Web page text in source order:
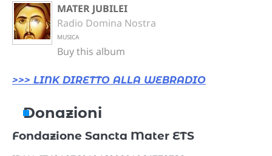
MATER JUBILEI
Radio Domina Nostra
MUSICA
Buy this album
>>> LINK DIRETTO ALLA WEBRADIO
Donazioni
Fondazione Sancta Mater ETS